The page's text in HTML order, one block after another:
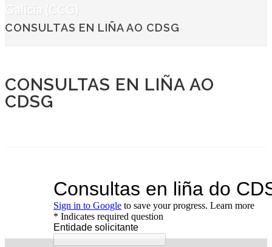
Galicia (CCG)
CONSULTAS EN LIÑA AO CDSG
CONSULTAS EN LIÑA AO
CDSG